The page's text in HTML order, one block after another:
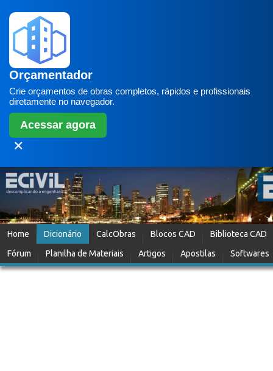
Orçamentador
Crie orçamentos de obras completos, rápidos e profissionais
diretamente no navegador.
Acessar agora
✕
Home Dicionário CalcObras Blocos CAD
Biblioteca CAD
Fórum
Planilha de Materiais Artigos Apostilas Softwares